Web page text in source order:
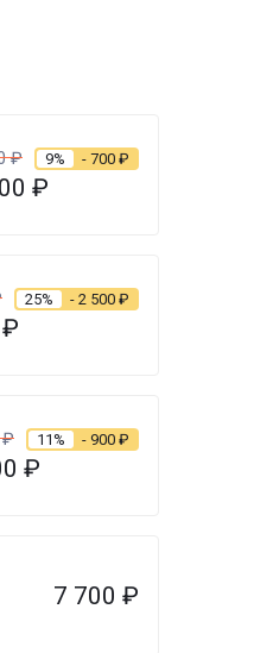
₽ 9% - 700 ₽
₽
25% - 2 500 ₽
₽
₽ 11% - 900 ₽
₽
7 700 ₽